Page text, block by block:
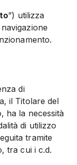
”) utilizza
di
il Titolare del
ha la necessità
di utilizzo
tramite
tra cui i c.d.